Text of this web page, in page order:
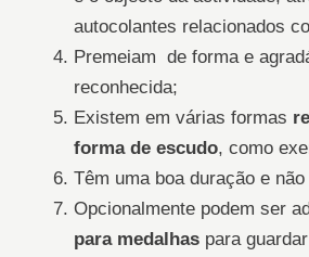
autocolantes relacionados
Premeiam de forma e
reconhecida;
Existem em várias formas
forma de escudo, como
Têm uma boa duração e
Opcionalmente podem ser
para medalhas para